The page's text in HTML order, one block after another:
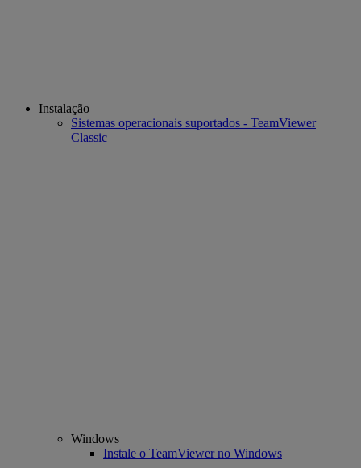
Instalação
Sistemas operacionais suportados - TeamViewer
Classic
Windows
Instale o TeamViewer no Windows